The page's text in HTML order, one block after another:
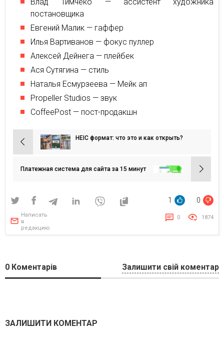
постановщика
Евгений Малик — гаффер
Илья Вартиванов — фокус пуллер
Алексей Дейнега — плейбек
Ася Сутягина — стиль
Наталья Есмурзеева — Мейк ап
Propeller Studios — звук
CoffeePost — пост-продакшн
Навигация
по
записям
HEIC формат: что это и как открыть?
Платежная система для сайта за 15 минут
1 0
Написать
в
редакцию
0 1874
0 Коментарів Залишити свій коментар
ЗАЛИШИТИ КОМЕНТАР